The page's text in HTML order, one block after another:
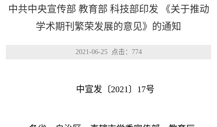
中共中央宣传部 教育部 科技部印发 《关于推动
学术期刊繁荣发展的意见》的通知
2021-06-25 点击： 774
中宣发〔2021〕17号